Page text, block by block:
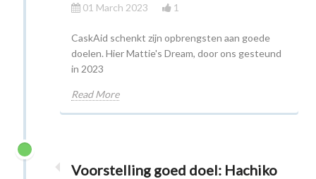
01 March 2023 1
CaskAid schenkt zijn opbrengsten aan goede
doelen. Hier Mattie's Dream, door ons gesteund
in 2023
Read More
Voorstelling goed doel: Hachiko